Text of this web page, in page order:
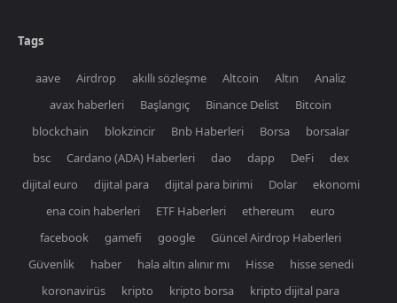
Tags
aave Airdrop akıllı sözleşme Altcoin Altın
Analiz
avax haberleri
Başlangıç Binance Delist
Bitcoin
blockchain
blokzincir Bnb Haberleri Borsa
borsalar
bsc
Cardano (ADA) Haberleri dao dapp DeFi
dex
dijital euro
dijital para dijital para birimi Dolar
ekonomi
ena coin haberleri
ETF Haberleri ethereum
euro
facebook
gamefi google
Güncel Airdrop Haberleri
Güvenlik
haber hala altın alınır mı Hisse
hisse senedi
koronavirüs
kripto kripto borsa
kripto dijital para